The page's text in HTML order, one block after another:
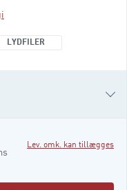
LYDFILER
Lev. omk. kan tillægges